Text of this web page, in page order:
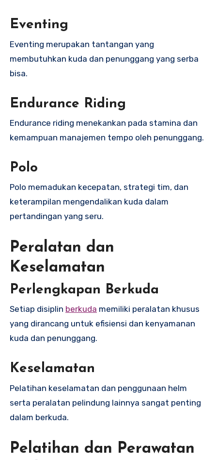
Eventing
Eventing merupakan tantangan yang
membutuhkan kuda dan penunggang yang serba
bisa.
Endurance Riding
Endurance riding menekankan pada stamina dan
kemampuan manajemen tempo oleh penunggang.
Polo
Polo memadukan kecepatan, strategi tim, dan
keterampilan mengendalikan kuda dalam
pertandingan yang seru.
Peralatan dan
Keselamatan
Perlengkapan Berkuda
Setiap disiplin berkuda memiliki peralatan khusus
yang dirancang untuk efisiensi dan kenyamanan
kuda dan penunggang.
Keselamatan
Pelatihan keselamatan dan penggunaan helm
serta peralatan pelindung lainnya sangat penting
dalam berkuda.
Pelatihan dan Perawatan